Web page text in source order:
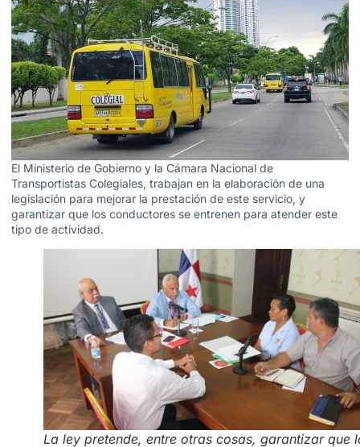
El Ministerio de Gobierno y la Cámara Nacional de
Transportistas Colegiales, trabajan en la elaboración de una
legislación para mejorar la prestación de este servicio, y
garantizar que los conductores se entrenen para atender este
tipo de actividad.
La ley pretende, entre otras cosas, garantizar que